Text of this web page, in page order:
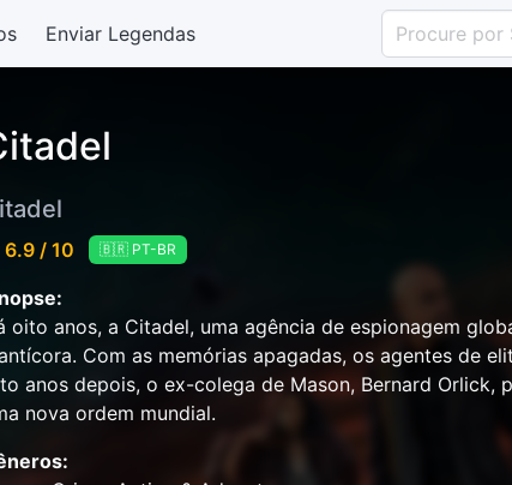
Enviar Legendas
6.9 / 10 🇧🇷 PT-BR
oito anos, a Citadel, uma agência de espionagem
Com as memórias apagadas, os agentes de
anos depois, o ex-colega de Mason, Bernard Orlick,
nova ordem mundial.